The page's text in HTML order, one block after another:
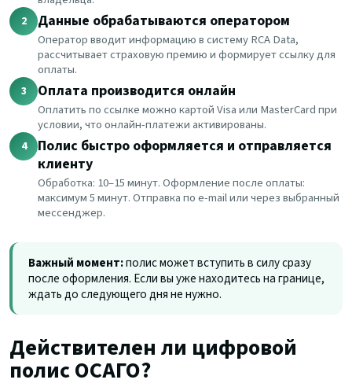
2 Данные обрабатываются оператором
Оператор вводит информацию в систему RCA Data,
рассчитывает страховую премию и формирует ссылку для
оплаты.
3 Оплата производится онлайн
Оплатить по ссылке можно картой Visa или MasterCard при
условии, что онлайн-платежи активированы.
4
Полис быстро оформляется и отправляется
клиенту
Обработка: 10–15 минут. Оформление после оплаты:
максимум 5 минут. Отправка по e-mail или через выбранный
мессенджер.
Важный момент:полис может вступить в силу сразу
после оформления. Если вы уже находитесь на границе,
ждать до следующего дня не нужно.
Действителен ли цифровой
полис ОСАГО?